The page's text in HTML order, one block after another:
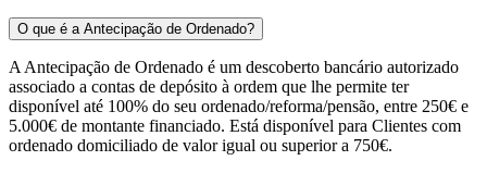
O que é a Antecipação de Ordenado?
A Antecipação de Ordenado é um descoberto bancário autorizado
associado a contas de depósito à ordem que lhe permite ter
disponível até 100% do seu ordenado/reforma/pensão, entre 250€ e
5.000€ de montante financiado. Está disponível para Clientes com
ordenado domiciliado de valor igual ou superior a 750€.